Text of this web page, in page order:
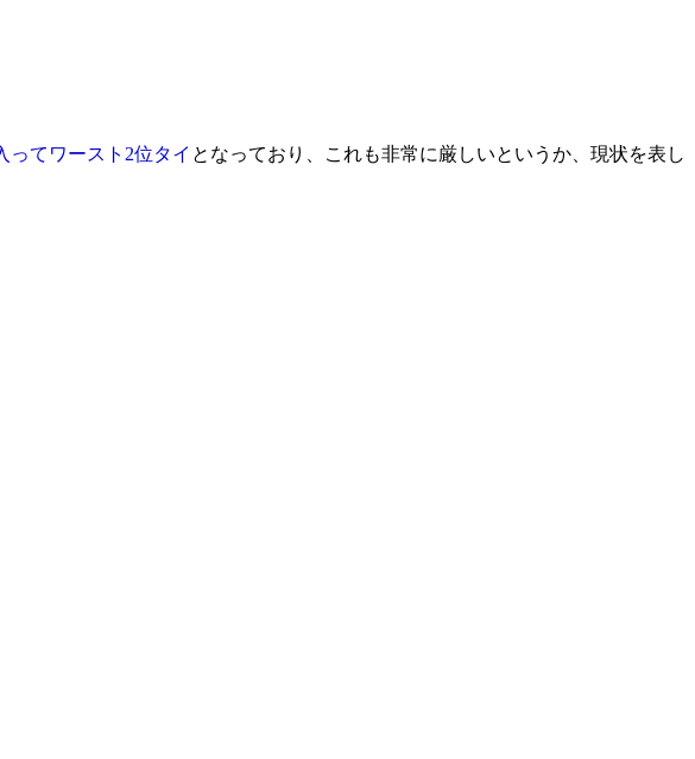
ってワースト2位タイ となっており、これも非常に厳しいというか、現状を表し